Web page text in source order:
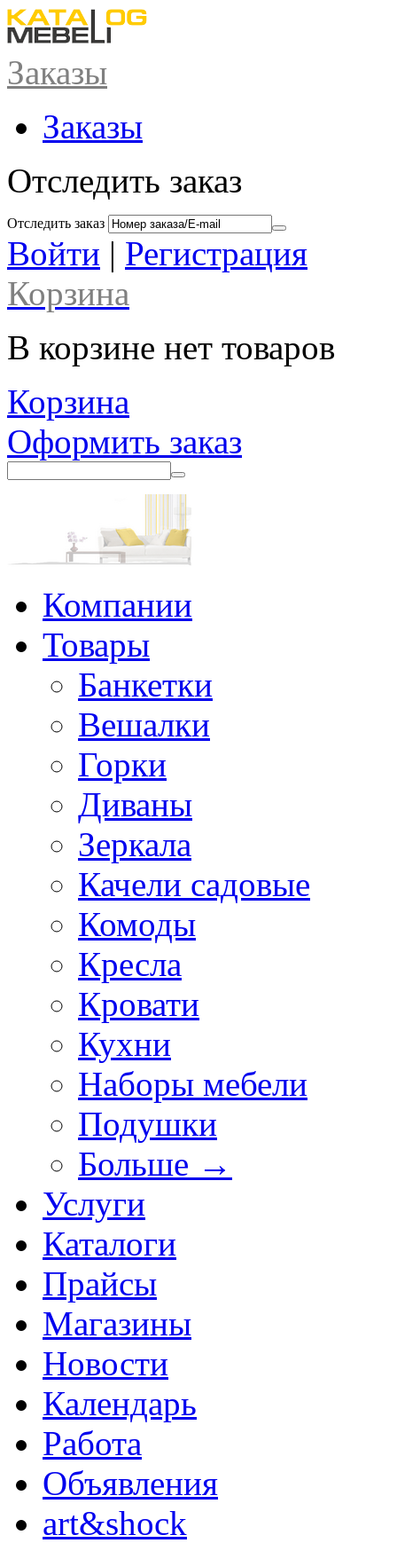
Заказы
Заказы
Отследить заказ
Отследить заказ
Войти | Регистрация
Корзина
В корзине нет товаров
Корзина
Оформить заказ
Компании
Товары
Банкетки
Вешалки
Горки
Диваны
Зеркала
Качели садовые
Комоды
Кресла
Кровати
Кухни
Наборы мебели
Подушки
Больше →
Услуги
Каталоги
Прайсы
Магазины
Новости
Календарь
Работа
Объявления
art&shock